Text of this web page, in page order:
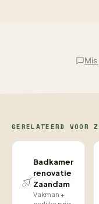
GERELATEERD VOOR
Badkamer
renovatie
Zaandam
Vakman +